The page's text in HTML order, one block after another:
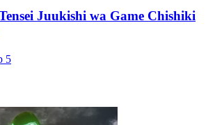
Juukishi wa Game Chishiki
5